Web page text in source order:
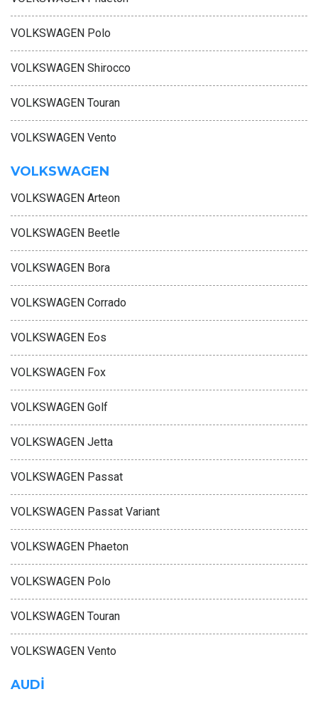
VOLKSWAGEN Polo
VOLKSWAGEN Shirocco
VOLKSWAGEN Touran
VOLKSWAGEN Vento
VOLKSWAGEN
VOLKSWAGEN Arteon
VOLKSWAGEN Beetle
VOLKSWAGEN Bora
VOLKSWAGEN Corrado
VOLKSWAGEN Eos
VOLKSWAGEN Fox
VOLKSWAGEN Golf
VOLKSWAGEN Jetta
VOLKSWAGEN Passat
VOLKSWAGEN Passat Variant
VOLKSWAGEN Phaeton
VOLKSWAGEN Polo
VOLKSWAGEN Touran
VOLKSWAGEN Vento
AUDİ